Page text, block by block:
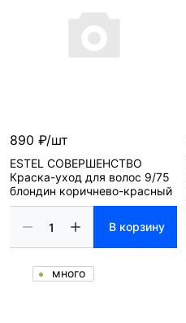
890 ₽/шт
ESTEL СОВЕРШЕНСТВО
Краска-уход для волос 9/75
блондин коричнево-красный
В корзину
много